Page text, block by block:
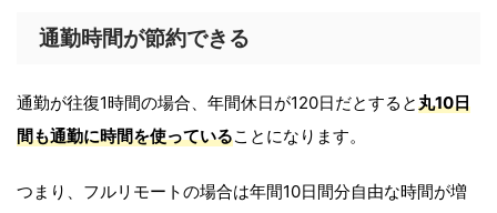
通勤時間が節約できる
通勤が往復1時間の場合、年間休日が120日だとすると丸10日
間も通勤に時間を使っていることになります。
つまり、フルリモートの場合は年間10日間分自由な時間が増